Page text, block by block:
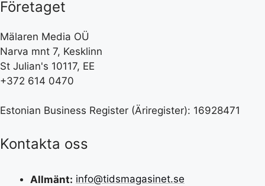
Företaget
Mälaren Media OÜ
Narva mnt 7, Kesklinn
St Julian's 10117, EE
+372 614 0470
Estonian Business Register (Äriregister): 16928471
Kontakta oss
Allmänt: info@tidsmagasinet.se